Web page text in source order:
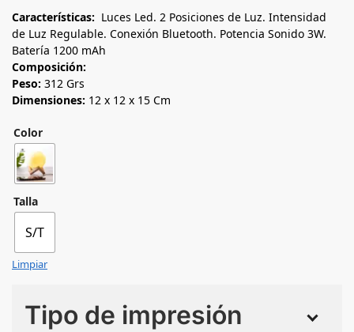
Características: Luces Led. 2 Posiciones de Luz. Intensidad
de Luz Regulable. Conexión Bluetooth. Potencia Sonido 3W.
Batería 1200 mAh
Composición:
Peso: 312 Grs
Dimensiones: 12 x 12 x 15 Cm
Color
Talla
S/T
Limpiar
Tipo de impresión